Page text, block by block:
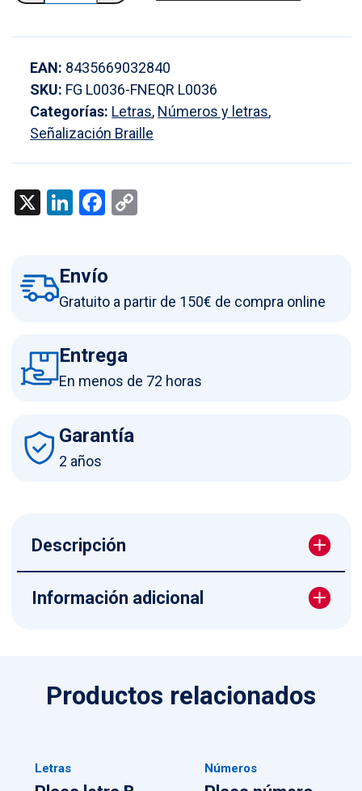
letra
braille
altorrelieve
aluminio
EAN: 8435669032840
SKU: FG L0036-FNEQR L0036
Categorías: Letras, Números y letras,
Señalización Braille
X LinkedIn
Facebook
Copy
Envío
Gratuito a partir de 150€ de compra online
Entrega
En menos de 72 horas
Garantía
2 años
Descripción
Información adicional
Productos relacionados
Letras Números